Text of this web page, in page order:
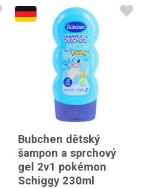
Bubchen dětský
šampon a sprchový
gel 2v1 pokémon
Schiggy 230ml